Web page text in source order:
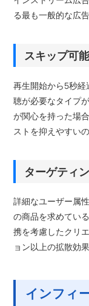
る最も一般的な広
スキップ可
再生開始から5秒
聴が必要なタイプ
が関心を持った場
ストを抑えやすい
ターゲティ
詳細なユーザー属
の商品を求めてい
携を考慮したクリ
ョン以上の拡散効
インフィ